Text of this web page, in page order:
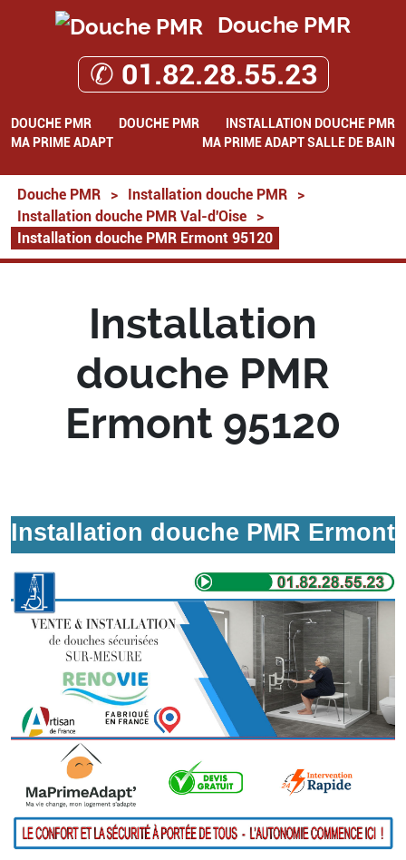
Douche PMR
✆ 01.82.28.55.23
DOUCHE PMR DOUCHE PMR
INSTALLATION DOUCHE PMR
MA PRIME ADAPT
MA PRIME ADAPT SALLE DE BAIN
Douche PMR > Installation douche PMR
>
Installation douche PMR Val-d'Oise
>
Installation douche PMR Ermont 95120
Installation
douche PMR
Ermont 95120
Installation douche PMR Ermont